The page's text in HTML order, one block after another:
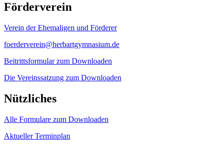
Förderverein
Verein der Ehemaligen und Förderer
foerderverein@herbartgymnasium.de
Beitrittsformular zum Downloaden
Die Vereinssatzung zum Downloaden
Nützliches
Alle Formulare zum Downloaden
Aktueller Terminplan